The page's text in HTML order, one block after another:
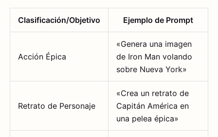
Clasificación/Objetivo Ejemplo de Prompt
Acción Épica
«Genera una imagen
de Iron Man volando
sobre Nueva York»
Retrato de Personaje
«Crea un retrato de
Capitán América en
una pelea épica»